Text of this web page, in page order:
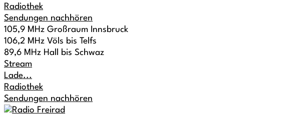
Radiothek
Sendungen nachhören
105,9 MHz Großraum Innsbruck
106,2 MHz Völs bis Telfs
89,6 MHz Hall bis Schwaz
Stream
Lade...
Radiothek
Sendungen nachhören